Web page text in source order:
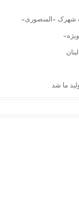
شهرک «المنصوری»
ما شد